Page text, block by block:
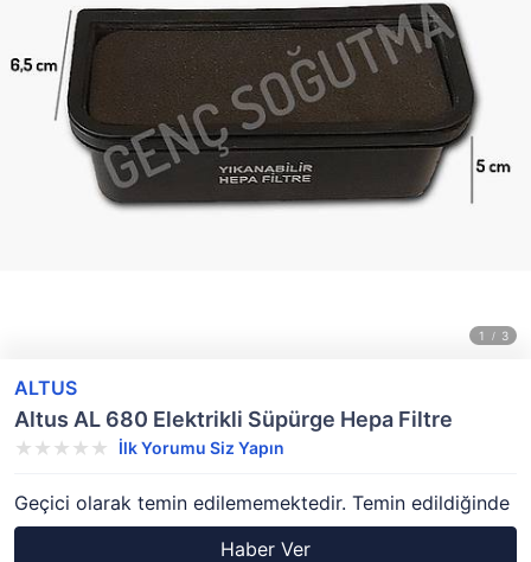
ALTUS
Altus AL 680 Elektrikli Süpürge Hepa Filtre
İlk Yorumu Siz Yapın
Geçici olarak temin edilememektedir. Temin edildiğinde
Haber Ver